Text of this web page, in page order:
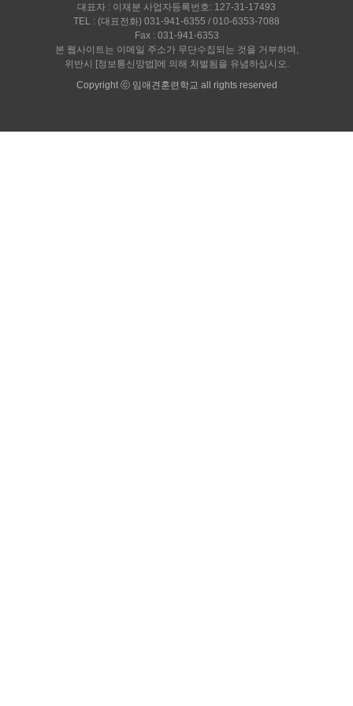
대표자 : 이재분 사업자등록번호: 127-31-17493
TEL : (대표전화) 031-941-6355 / 010-6353-7088
Fax : 031-941-6353
본 웹사이트는 이메일 주소가 무단수집되는 것을 거부하며,
위반시 [정보통신망법]에 의해 처벌됨을 유념하십시오.
Copyright ⓒ 임애견훈련학교 all rights reserved